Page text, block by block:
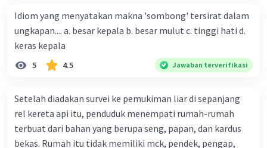
perusahaan kepada konsumen. Urutan yang tepat agar
menjadi teks eksposisi yang padu adalah .... A. (1)-(2)-(3)-
(4)-(5) B. (2)-(1)-(3)-(4)-(5) C. (3)-(1)-(2)-(5)-(4) D. (3)-(5)-
(4)-(1)-(2) E. (5)-(1)-(3)-(4)-(2)
Idiom yang menyatakan makna 'sombong' tersirat dalam
ungkapan.... a. besar kepala b. besar mulut c. tinggi hati d.
keras kepala
5 4.5 Jawaban terverifikasi
Setelah diadakan survei ke pemukiman liar di sepanjang
rel kereta api itu, penduduk menempati rumah-rumah
terbuat dari bahan yang berupa seng, papan, dan kardus
bekas. Rumah itu tidak memiliki mck, pendek, pengap,